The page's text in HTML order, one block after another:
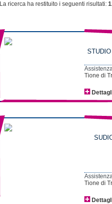
La ricerca ha restituito i seguenti risultati:
Tione di
Tione di